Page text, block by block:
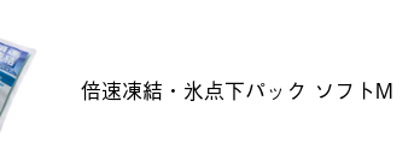
倍速凍結・氷点下パック ソフトM